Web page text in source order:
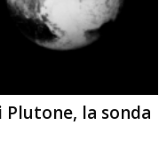
la sonda